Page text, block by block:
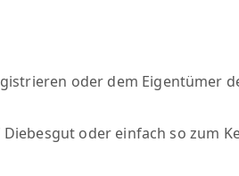
oder dem Eigentümer
oder einfach so zum